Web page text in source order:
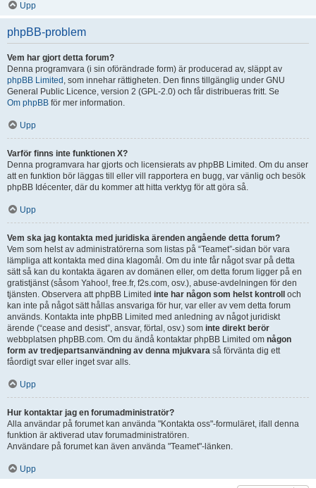
Upp
phpBB-problem
Vem har gjort detta forum?
Denna programvara (i sin oförändrade form) är producerad av, släppt av
phpBB Limited , som innehar rättigheten. Den finns tillgänglig under GNU
General Public Licence, version 2 (GPL-2.0) och får distribueras fritt. Se
Om phpBB för mer information.
Upp
Varför finns inte funktionen X?
Denna programvara har gjorts och licensierats av phpBB Limited. Om du anser
att en funktion bör läggas till eller vill rapportera en bugg, var vänlig och besök
phpBB Idécenter, där du kommer att hitta verktyg för att göra så.
Upp
Vem ska jag kontakta med juridiska ärenden angående detta forum?
Vem som helst av administratörerna som listas på “Teamet”-sidan bör vara
lämpliga att kontakta med dina klagomål. Om du inte får något svar på detta
sätt så kan du kontakta ägaren av domänen eller, om detta forum ligger på en
gratistjänst (såsom Yahoo!, free.fr, f2s.com, osv.), abuse-avdelningen för den
tjänsten. Observera att phpBB Limited inte har någon som helst kontroll
och
kan inte på något sätt hållas ansvariga för hur, var eller av vem detta forum
används. Kontakta inte phpBB Limited med anledning av något juridiskt
ärende (“cease and desist”, ansvar, förtal, osv.) som inte direkt berör
webbplatsen phpBB.com. Om du ändå kontaktar phpBB Limited om någon
form av tredjepartsanvändning av denna mjukvara så förvänta dig ett
fåordigt svar eller inget svar alls.
Upp
Hur kontaktar jag en forumadministratör?
Alla användar på forumet kan använda "Kontakta oss"-formuläret, ifall denna
funktion är aktiverad utav forumadministratören.
Användare på forumet kan även använda "Teamet"-länken.
Upp